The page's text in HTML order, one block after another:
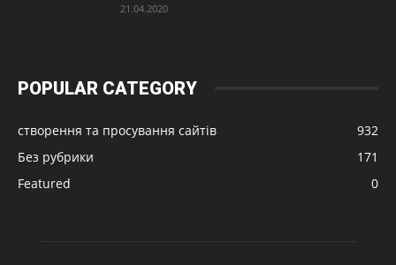
21.04.2020
POPULAR CATEGORY
створення та просування сайтів
932
Без рубрики
171
Featured
0